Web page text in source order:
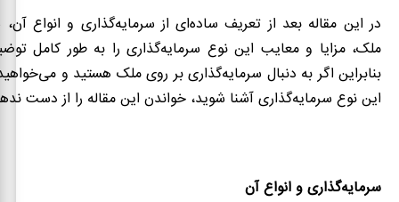
در این مقاله بعد از تعریف ساده‌ای از سرمایه‌گذاری و انواع آن،
ملک، مزایا و معایب این نوع سرمایه‌گذاری را به طور کامل
بنابراین اگر به دنبال سرمایه‌گذاری بر روی ملک هستید و
این نوع سرمایه‌گذاری آشنا شوید، خواندن این مقاله را از دست
سرمایه‌گذاری و انواع آن